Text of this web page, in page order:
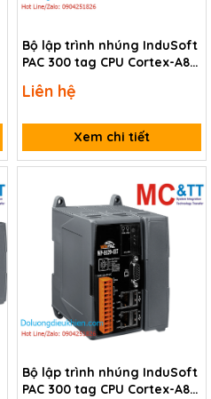
Bộ lập trình nhúng InduSoft
PAC 300 tag CPU Cortex-A8 +
I/O ICP DAS WP-8829-CE7 CR
Liên hệ
Xem chi tiết
Bộ lập trình nhúng InduSoft
PAC 300 tag CPU Cortex-A8 +